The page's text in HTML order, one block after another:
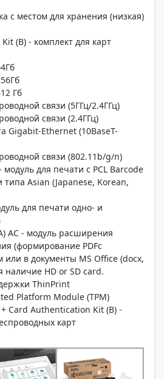
с местом для хранения (низкая)
(B) - комплект для карт
Гб
связи (5ГГц/2.4ГГц)
связи (2.4ГГц)
Gigabit-Ethernet (10BaseT-
связи (802.11b/g/n)
для печати с PCL Barcode
Asian (Japanese, Korean,
для печати одно- и
AC - модуль расширения
(формирование PDFс
в документы MS Office (docx,
наличие HD or SD card.
ThinPrint
Platform Module (TPM)
Card Authentication Kit (B) -
карт